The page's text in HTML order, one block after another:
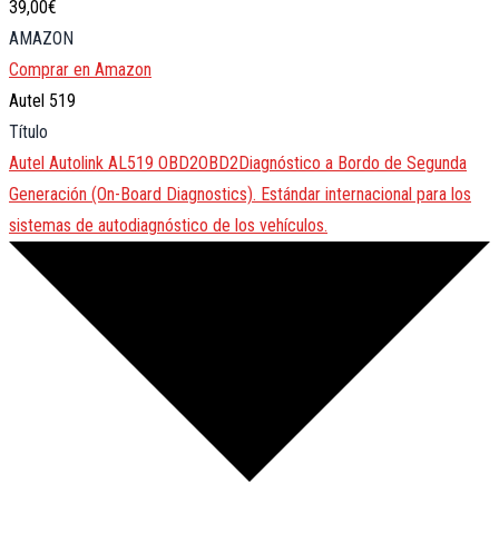
39,00€
AMAZON
Comprar en Amazon
Autel 519
Título
Autel Autolink AL519 OBD2OBD2Diagnóstico a Bordo de Segunda
Generación (On-Board Diagnostics). Estándar internacional para los
sistemas de autodiagnóstico de los vehículos.